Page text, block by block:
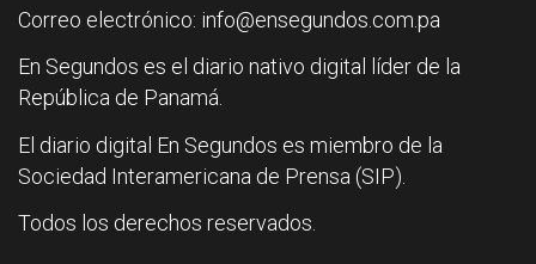
Correo electrónico: info@ensegundos.com.pa
En Segundos es el diario nativo digital líder de la
República de Panamá.
El diario digital En Segundos es miembro de la
Sociedad Interamericana de Prensa (SIP).
Todos los derechos reservados.